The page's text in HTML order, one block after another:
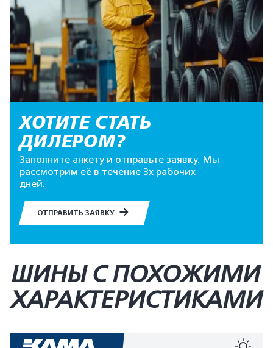
ХОТИТЕ СТАТЬ
ДИЛЕРОМ?
Заполните анкету и отправьте заявку. Мы
рассмотрим её в течение 3х рабочих
дней.
ОТПРАВИТЬ ЗАЯВКУ
ШИНЫ С ПОХОЖИМИ
ХАРАКТЕРИСТИКАМИ